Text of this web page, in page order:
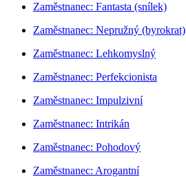
Zaměstnanec: Fantasta (snílek)
Zaměstnanec: Nepružný (byrokrat)
Zaměstnanec: Lehkomyslný
Zaměstnanec: Perfekcionista
Zaměstnanec: Impulzivní
Zaměstnanec: Intrikán
Zaměstnanec: Pohodový
Zaměstnanec: Arogantní